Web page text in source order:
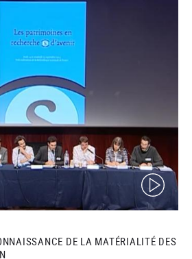
(video)
DE LA MATÉRIALITÉ DES